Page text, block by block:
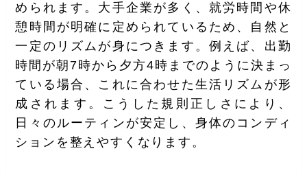
められます。大手企業が多く、就労時間や休
憩時間が明確に定められているため、自然と
一定のリズムが身につきます。例えば、出勤
時間が朝7時から夕方4時までのように決まっ
ている場合、これに合わせた生活リズムが形
成されます。こうした規則正しさにより、
日々のルーティンが安定し、身体のコンディ
ションを整えやすくなります。